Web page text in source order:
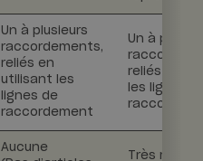
Un à plusieurs
raccordements,
reliés en
utilisant les
lignes de
raccordement
Un à
reliés en
les lignes
Aucune
Très